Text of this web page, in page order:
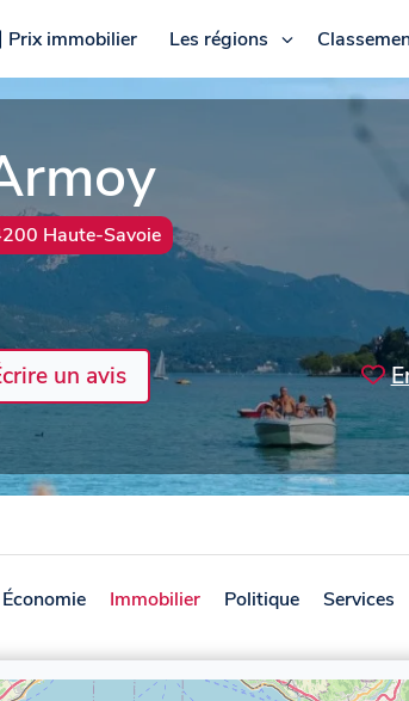
Prix immobilier Les régions
Haute-Savoie
un avis
Économie Immobilier Politique Services